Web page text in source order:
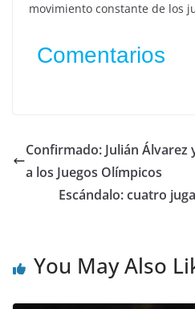
movimiento constante de los
Comentarios
Confirmado: Julián
a los Juegos Olímpicos
Escándalo: cuatro
You May Also